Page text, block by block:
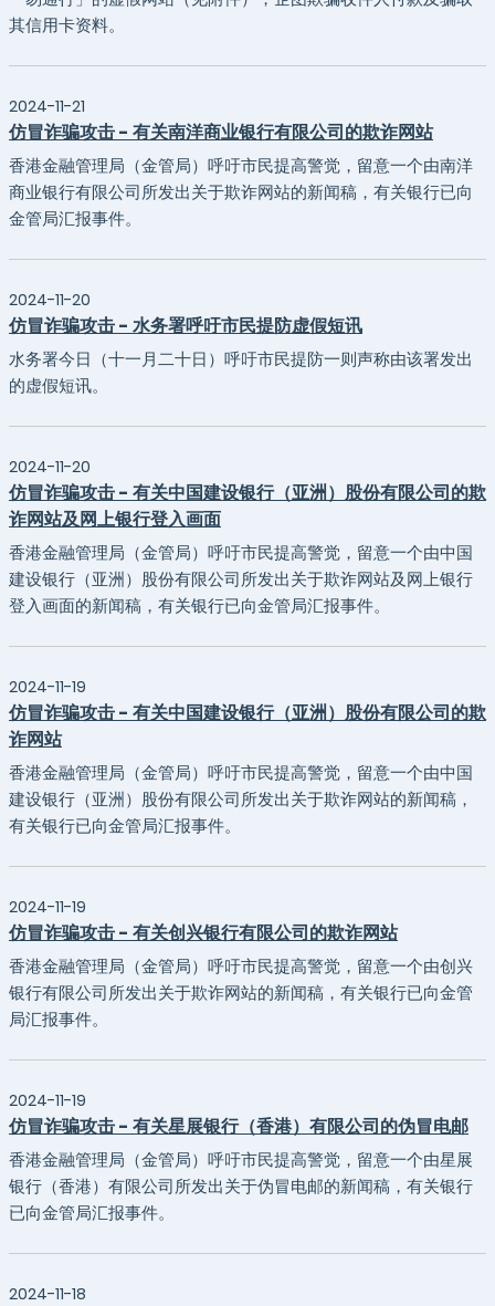
其信用卡资料。
2024-11-21
仿冒诈骗攻击 - 有关南洋商业银行有限公司的欺诈网站
香港金融管理局（金管局）呼吁市民提高警觉，留意一个由南洋
商业银行有限公司所发出关于欺诈网站的新闻稿，有关银行已向
金管局汇报事件。
2024-11-20
仿冒诈骗攻击 - 水务署呼吁市民提防虚假短讯
水务署今日（十一月二十日）呼吁市民提防一则声称由该署发出
的虚假短讯。
2024-11-20
仿冒诈骗攻击 - 有关中国建设银行（亚洲）股份有限公司的欺
诈网站及网上银行登入画面
香港金融管理局（金管局）呼吁市民提高警觉，留意一个由中国
建设银行（亚洲）股份有限公司所发出关于欺诈网站及网上银行
登入画面的新闻稿，有关银行已向金管局汇报事件。
2024-11-19
仿冒诈骗攻击 - 有关中国建设银行（亚洲）股份有限公司的欺
诈网站
香港金融管理局（金管局）呼吁市民提高警觉，留意一个由中国
建设银行（亚洲）股份有限公司所发出关于欺诈网站的新闻稿，
有关银行已向金管局汇报事件。
2024-11-19
仿冒诈骗攻击 - 有关创兴银行有限公司的欺诈网站
香港金融管理局（金管局）呼吁市民提高警觉，留意一个由创兴
银行有限公司所发出关于欺诈网站的新闻稿，有关银行已向金管
局汇报事件。
2024-11-19
仿冒诈骗攻击 - 有关星展银行（香港）有限公司的伪冒电邮
香港金融管理局（金管局）呼吁市民提高警觉，留意一个由星展
银行（香港）有限公司所发出关于伪冒电邮的新闻稿，有关银行
已向金管局汇报事件。
2024-11-18